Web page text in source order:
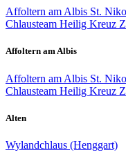
Affoltern am Albis St.
Chlausteam Heilig Kreuz
Affoltern am Albis
Affoltern am Albis St.
Chlausteam Heilig Kreuz
Alten
Wylandchlaus (Henggart)